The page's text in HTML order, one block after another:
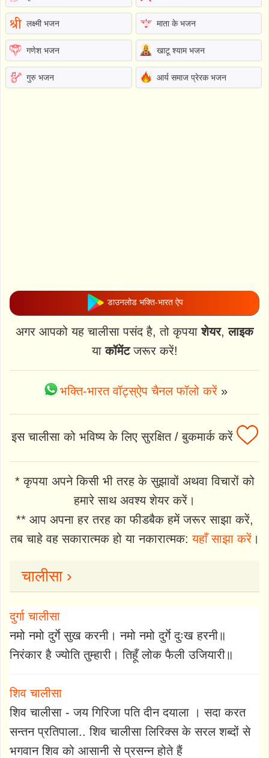
लक्ष्मी भजन माता के भजन
गणेश भजन खाटू श्याम भजन
गुरु भजन आर्य समाज प्रेरक भजन
डाउनलोड भक्ति-भारत ऐप
अगर आपको यह चालीसा पसंद है, तो कृपयाशेयर,लाइक
याकॉमेंटजरूर करें!
भक्ति-भारत वॉट्स्ऐप चैनल फॉलो करें»
इस चालीसा को भविष्य के लिए सुरक्षित / बुकमार्क करें
* कृपया अपने किसी भी तरह के सुझावों अथवा विचारों को
हमारे साथ अवश्य शेयर करें।
** आप अपना हर तरह का फीडबैक हमें जरूर साझा करें,
तब चाहे वह सकारात्मक हो या नकारात्मक:यहाँ साझा करें।
चालीसा ›
दुर्गा चालीसा
नमो नमो दुर्गे सुख करनी। नमो नमो दुर्गे दुःख हरनी॥
निरंकार है ज्योति तुम्हारी। तिहूँ लोक फैली उजियारी॥
शिव चालीसा
शिव चालीसा - जय गिरिजा पति दीन दयाला । सदा करत
सन्तन प्रतिपाला.. शिव चालीसा लिरिक्स के सरल शब्दों से
भगवान शिव को आसानी से प्रसन्न होते हैं